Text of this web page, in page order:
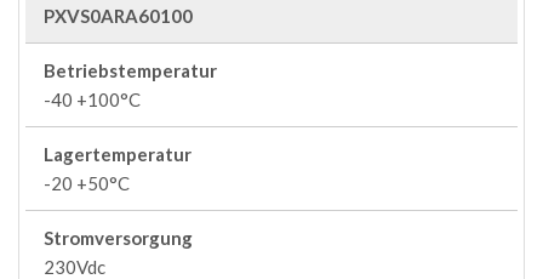
PXVS0ARA60100
Betriebstemperatur
-40 +100°C
Lagertemperatur
-20 +50°C
Stromversorgung
230Vdc